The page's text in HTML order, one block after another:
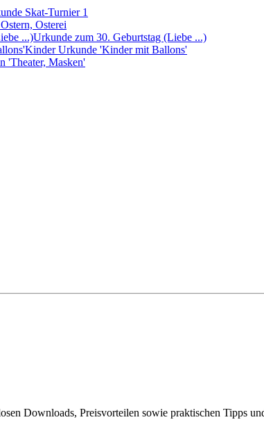
Skat-Turnier 1
Osterei
Urkunde zum 30. Geburtstag (Liebe ...)
Kinder Urkunde 'Kinder mit Ballons'
'Theater, Masken'
Downloads, Preisvorteilen sowie praktischen Tipps